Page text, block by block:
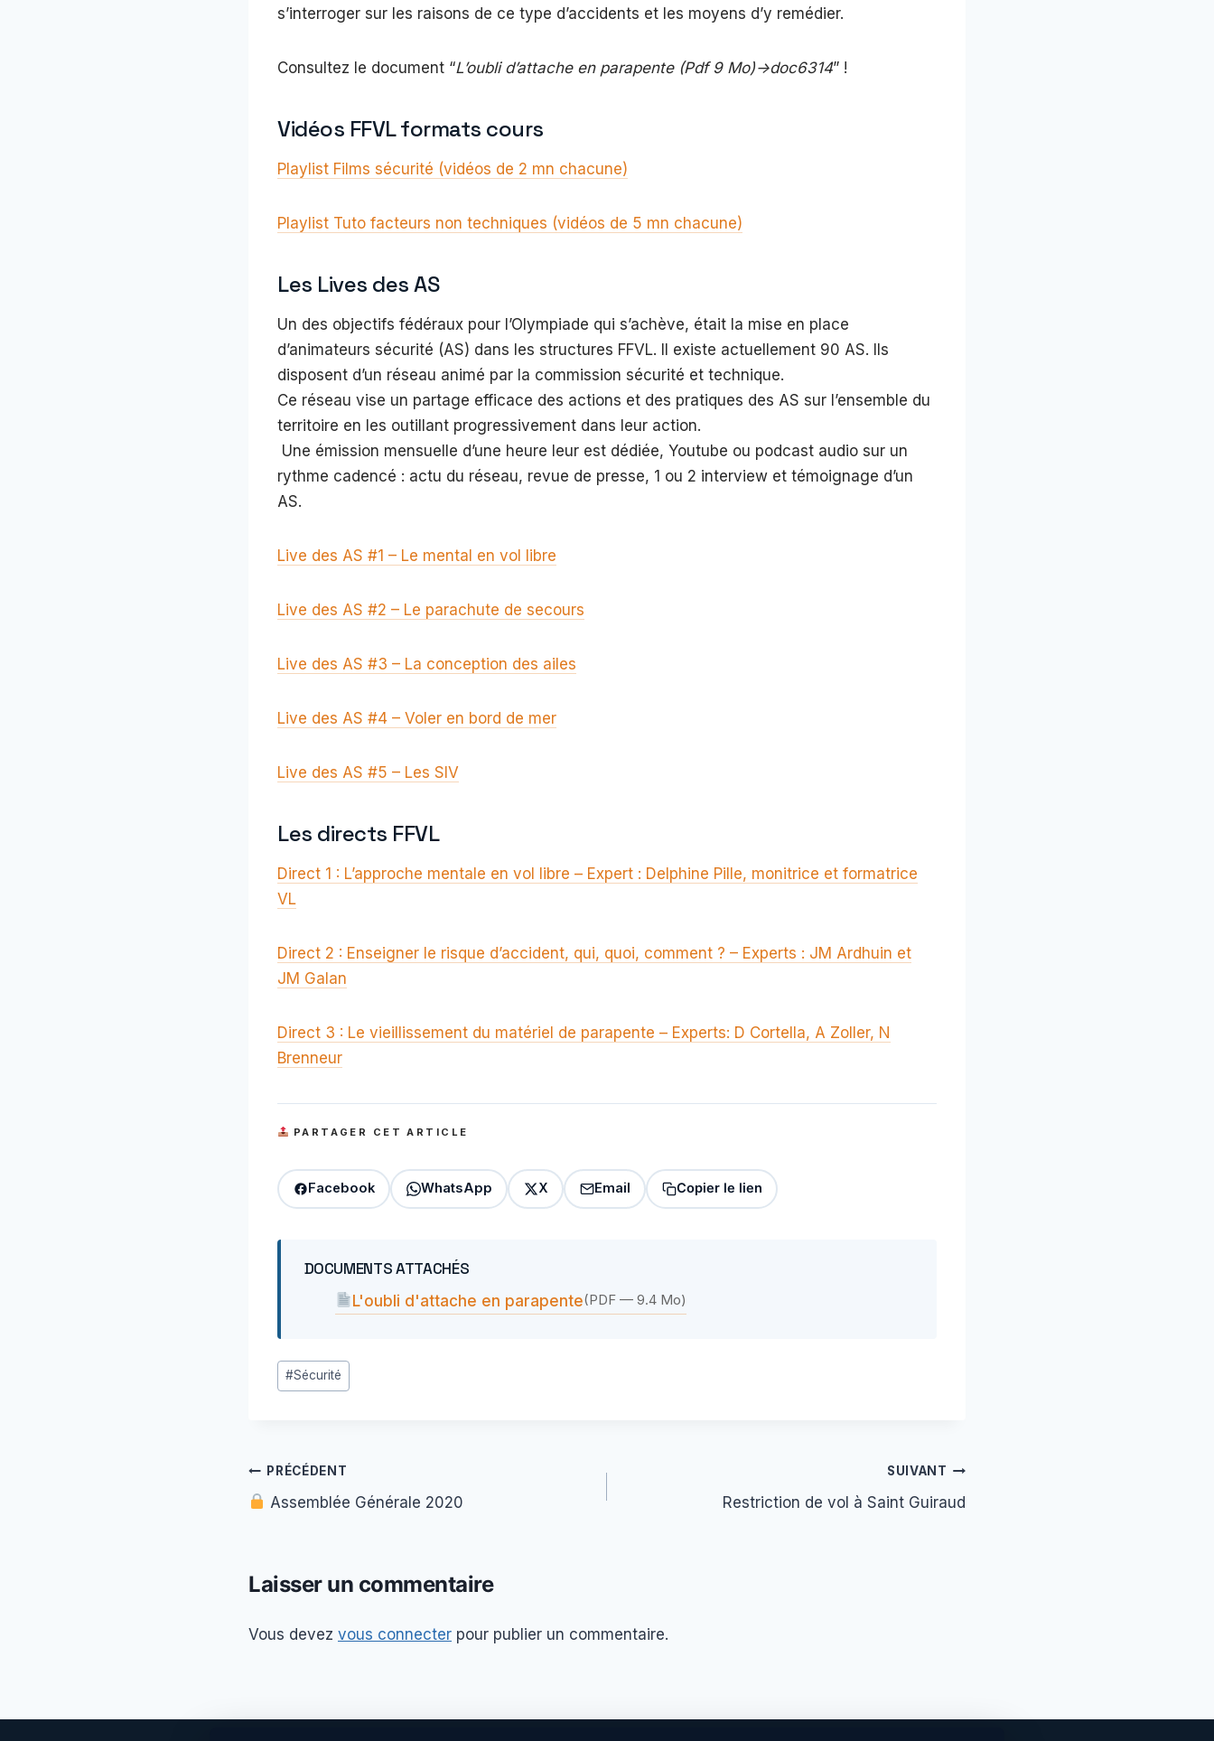
s’interroger sur les raisons de ce type d’accidents et les moyens d’y remédier.
Consultez le document “L’oubli d’attache en parapente (Pdf 9 Mo)->doc6314” !
Vidéos FFVL formats cours
Playlist Films sécurité (vidéos de 2 mn chacune)
Playlist Tuto facteurs non techniques (vidéos de 5 mn chacune)
Les Lives des AS
Un des objectifs fédéraux pour l’Olympiade qui s’achève, était la mise en place
d’animateurs sécurité (AS) dans les structures FFVL. Il existe actuellement 90 AS. Ils
disposent d’un réseau animé par la commission sécurité et technique.
Ce réseau vise un partage efficace des actions et des pratiques des AS sur l’ensemble du
territoire en les outillant progressivement dans leur action.
Une émission mensuelle d’une heure leur est dédiée, Youtube ou podcast audio sur un
rythme cadencé : actu du réseau, revue de presse, 1 ou 2 interview et témoignage d’un
AS.
Live des AS #1 – Le mental en vol libre
Live des AS #2 – Le parachute de secours
Live des AS #3 – La conception des ailes
Live des AS #4 – Voler en bord de mer
Live des AS #5 – Les SIV
Les directs FFVL
Direct 1 : L’approche mentale en vol libre – Expert : Delphine Pille, monitrice et formatrice
VL
Direct 2 : Enseigner le risque d’accident, qui, quoi, comment ? – Experts : JM Ardhuin et
JM Galan
Direct 3 : Le vieillissement du matériel de parapente – Experts: D Cortella, A Zoller, N
Brenneur
PARTAGER CET ARTICLE
Facebook WhatsApp X Email Copier le lien
DOCUMENTS ATTACHÉS
L'oubli d'attache en parapente(PDF — 9.4 Mo)
Étiquettes
de
#Sécurité
Navigation
de
PRÉCÉDENT
Assemblée Générale 2020
SUIVANT
Restriction de vol à Saint Guiraud
Laisser un commentaire
Vous devez vous connecter pour publier un commentaire.